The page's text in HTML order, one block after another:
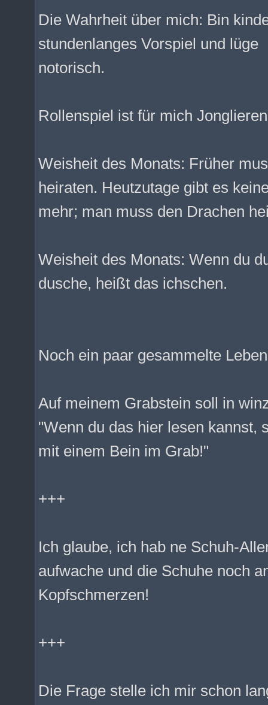
Die Wahrheit über mich: Bin
stundenlanges Vorspiel und lüge
notorisch.
Rollenspiel ist für mich
Weisheit des Monats: Früher
heiraten. Heutzutage gibt es
mehr; man muss den Drachen
Weisheit des Monats: Wenn du
dusche, heißt das ichschen.
Noch ein paar gesammelte
Auf meinem Grabstein soll in
"Wenn du das hier lesen kannst,
mit einem Bein im Grab!"
+++
Ich glaube, ich hab ne Schuh-
aufwache und die Schuhe noch
Kopfschmerzen!
+++
Die Frage stelle ich mir schon